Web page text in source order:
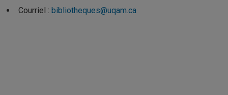
Courriel : bibliotheques@uqam.ca